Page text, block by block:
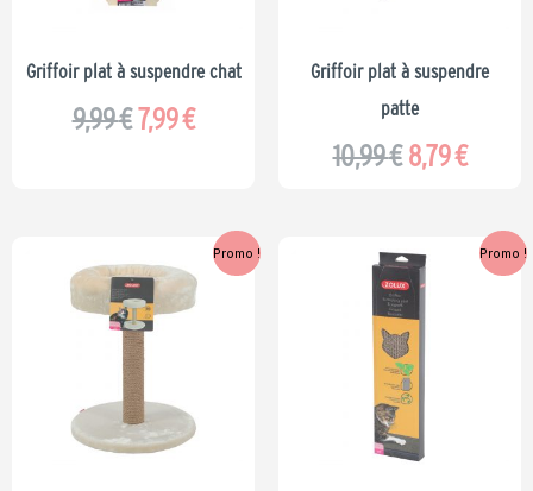
Griffoir plat à suspendre chat
9,99€7,99€
Griffoir plat à suspendre
patte
10,99€ 8,79€
Promo !
prix
initial
était :
19,99 €.
Le
Promo !
Le
prix
initial
était :
4,79 €.
Le